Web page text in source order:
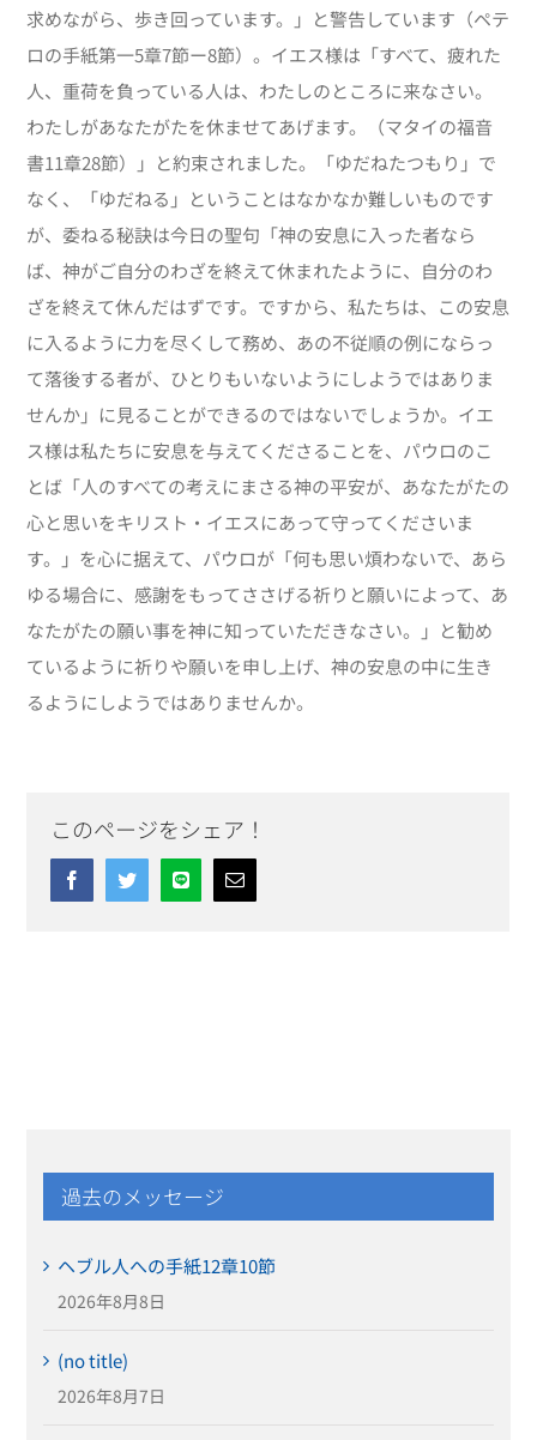
求めながら、歩き回っています。」と警告しています（ペテ
ロの手紙第一5章7節ー8節）。イエス様は「すべて、疲れた
人、重荷を負っている人は、わたしのところに来なさい。
わたしがあなたがたを休ませてあげます。（マタイの福音
書11章28節）」と約束されました。「ゆだねたつもり」で
なく、「ゆだねる」ということはなかなか難しいものです
が、委ねる秘訣は今日の聖句「神の安息に入った者なら
ば、神がご自分のわざを終えて休まれたように、自分のわ
ざを終えて休んだはずです。ですから、私たちは、この安息
に入るように力を尽くして務め、あの不従順の例にならっ
て落後する者が、ひとりもいないようにしようではありま
せんか」に見ることができるのではないでしょうか。イエ
ス様は私たちに安息を与えてくださることを、パウロのこ
とば「人のすべての考えにまさる神の平安が、あなたがたの
心と思いをキリスト・イエスにあって守ってくださいま
す。」を心に据えて、パウロが「何も思い煩わないで、あら
ゆる場合に、感謝をもってささげる祈りと願いによって、あ
なたがたの願い事を神に知っていただきなさい。」と勧め
ているように祈りや願いを申し上げ、神の安息の中に生き
るようにしようではありませんか。
このページをシェア！
FacebookTwitterLine Email
過去のメッセージ
ヘブル人への手紙12章10節
2026年8月8日
(no title)
2026年8月7日